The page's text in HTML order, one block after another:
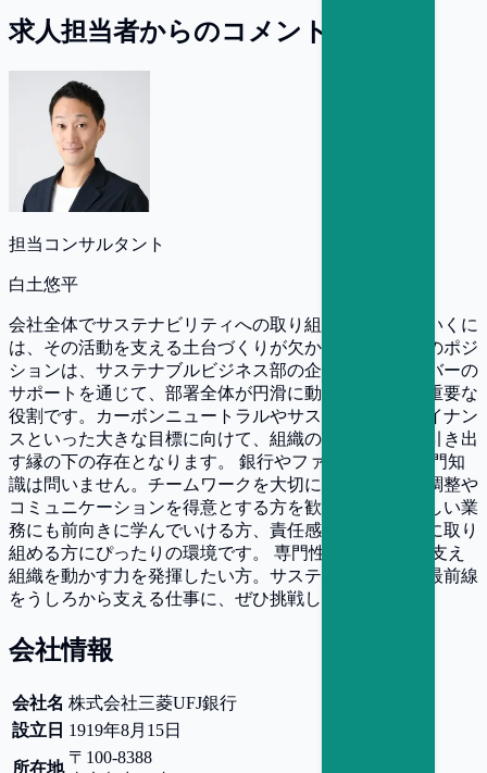
求人担当者からのコメント
担当コンサルタント
白土悠平
会社全体でサステナビリティへの取り組みを強化していくに
は、その活動を支える土台づくりが欠かせません。このポジ
ションは、サステナブルビジネス部の企画管理やメンバーの
サポートを通じて、部署全体が円滑に動くよう支える重要な
役割です。カーボンニュートラルやサステナブルファイナン
スといった大きな目標に向けて、組織の力を最大限に引き出
す縁の下の存在となります。 銀行やファイナンスの専門知
識は問いません。チームワークを大切にし、周囲との調整や
コミュニケーションを得意とする方を歓迎します。新しい業
務にも前向きに学んでいける方、責任感を持って誠実に取り
組める方にぴったりの環境です。 専門性よりも、人を支え
組織を動かす力を発揮したい方。サステナビリティの最前線
をうしろから支える仕事に、ぜひ挑戦してみませんか。
会社情報
会社名 株式会社三菱UFJ銀行
設立日 1919年8月15日
所在地
〒100-8388